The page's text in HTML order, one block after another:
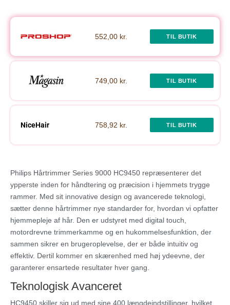
552,00 kr. TIL BUTIK
749,00 kr. TIL BUTIK
NiceHair 758,92 kr. TIL BUTIK
Philips Hårtrimmer Series 9000 HC9450 repræsenterer det
ypperste inden for håndtering og præcision i hjemmets trygge
rammer. Med sit innovative design og avancerede teknologi,
sætter denne hårtrimmer nye standarder for, hvordan vi opfatter
hjemmepleje af hår. Den er udstyret med digital touch,
motordrevne trimmerkamme og en hukommelsesfunktion, der
sammen sikrer en brugeroplevelse, der er både intuitiv og
effektiv. Dertil kommer en skærenhed med høj ydeevne, der
garanterer ensartede resultater hver gang.
Teknologisk Avanceret
HC9450 skiller sig ud med sine 400 længdeindstillinger, hvilket